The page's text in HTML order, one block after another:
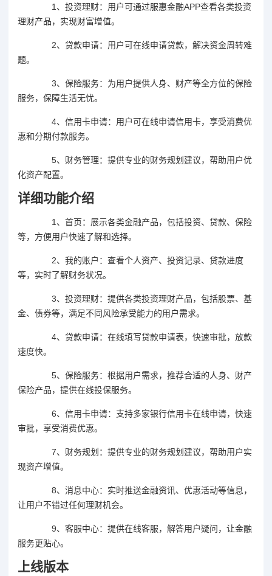
1、投资理财：用户可通过服惠金融APP查看各类投资
理财产品，实现财富增值。
2、贷款申请：用户可在线申请贷款，解决资金周转难
题。
3、保险服务：为用户提供人身、财产等全方位的保险
服务，保障生活无忧。
4、信用卡申请：用户可在线申请信用卡，享受消费优
惠和分期付款服务。
5、财务管理：提供专业的财务规划建议，帮助用户优
化资产配置。
详细功能介绍
1、首页：展示各类金融产品，包括投资、贷款、保险
等，方便用户快速了解和选择。
2、我的账户：查看个人资产、投资记录、贷款进度
等，实时了解财务状况。
3、投资理财：提供各类投资理财产品，包括股票、基
金、债券等，满足不同风险承受能力的用户需求。
4、贷款申请：在线填写贷款申请表，快速审批，放款
速度快。
5、保险服务：根据用户需求，推荐合适的人身、财产
保险产品，提供在线投保服务。
6、信用卡申请：支持多家银行信用卡在线申请，快速
审批，享受消费优惠。
7、财务规划：提供专业的财务规划建议，帮助用户实
现资产增值。
8、消息中心：实时推送金融资讯、优惠活动等信息，
让用户不错过任何理财机会。
9、客服中心：提供在线客服，解答用户疑问，让金融
服务更贴心。
上线版本